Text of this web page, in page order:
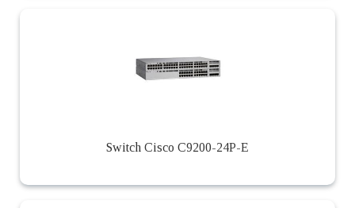
Switch Cisco C9200-24P-E